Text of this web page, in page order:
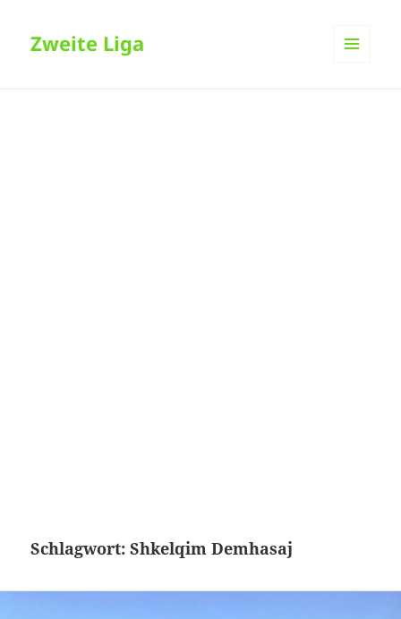
Zweite Liga
Schlagwort:Shkelqim Demhasaj